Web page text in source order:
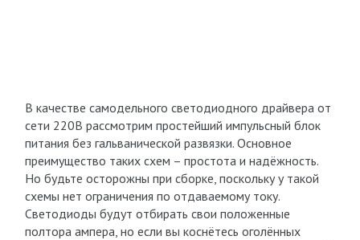
В качестве самодельного светодиодного драйвера от
сети 220В рассмотрим простейший импульсный блок
питания без гальванической развязки. Основное
преимущество таких схем – простота и надёжность.
Но будьте осторожны при сборке, поскольку у такой
схемы нет ограничения по отдаваемому току.
Светодиоды будут отбирать свои положенные
полтора ампера, но если вы коснётесь оголённых